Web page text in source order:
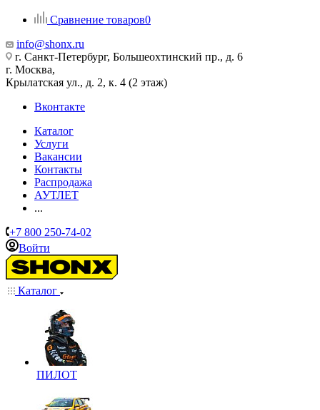
Сравнение товаров0
info@shonx.ru
г. Санкт-Петербург, Большеохтинский пр., д. 6
г. Москва,
Крылатская ул., д. 2, к. 4 (2 этаж)
Вконтакте
Каталог
Услуги
Вакансии
Контакты
Распродажа
АУТЛЕТ
...
+7 800 250-74-02
Войти
Каталог
ПИЛОТ